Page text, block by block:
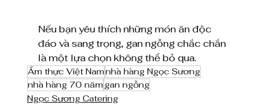
Nếu bạn yêu thích những món ăn độc
đáo và sang trọng, gan ngỗng chắc chắn
là một lựa chọn không thể bỏ qua.
Ẩm thực Việt Namnhà hàng Ngọc Sương
nhà hàng 70 năm gan ngỗng
Ngọc Sương Catering